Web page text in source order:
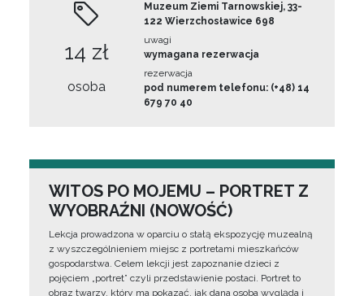
14 zł
osoba
Muzeum Ziemi Tarnowskiej, 33-
122 Wierzchosławice 698
uwagi
wymagana rezerwacja
rezerwacja
pod numerem telefonu: (+48) 14
679 70 40
WITOS PO MOJEMU – PORTRET Z
WYOBRAŹNI (NOWOŚĆ)
Lekcja prowadzona w oparciu o stałą ekspozycję muzealną
z wyszczególnieniem miejsc z portretami mieszkańców
gospodarstwa. Celem lekcji jest zapoznanie dzieci z
pojęciem „portret” czyli przedstawienie postaci. Portret to
obraz twarzy, który ma pokazać, jak dana osoba wygląda i